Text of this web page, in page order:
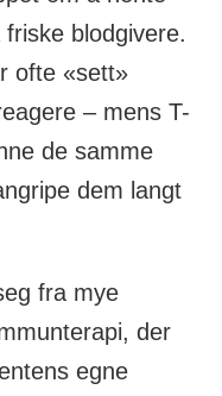
blodgivere.
ofte «sett»
– mens T-
de samme
dem langt
fra mye
der
egne